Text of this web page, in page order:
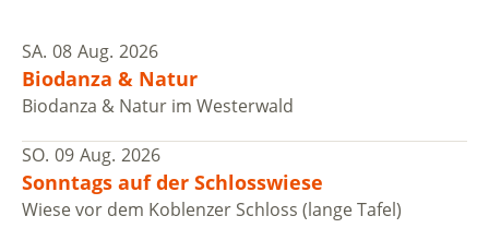
SA. 08 Aug. 2026
Biodanza & Natur
Biodanza & Natur im Westerwald
SO. 09 Aug. 2026
Sonntags auf der Schlosswiese
Wiese vor dem Koblenzer Schloss (lange Tafel)